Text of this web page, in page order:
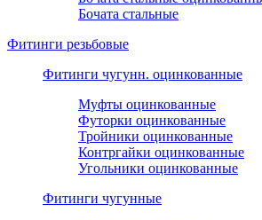
Бочата стальные
Фитинги резьбовые
Фитинги чугунн. оцинкованные
Муфты оцинкованные
Футорки оцинкованные
Тройники оцинкованные
Контргайки оцинкованные
Угольники оцинкованные
Фитинги чугунные